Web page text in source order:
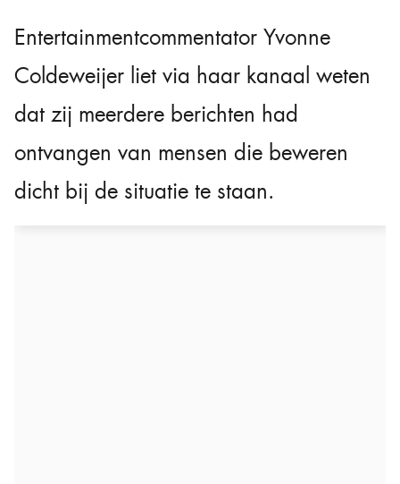
Entertainmentcommentator Yvonne
Coldeweijer liet via haar kanaal weten
dat zij meerdere berichten had
ontvangen van mensen die beweren
dicht bij de situatie te staan.